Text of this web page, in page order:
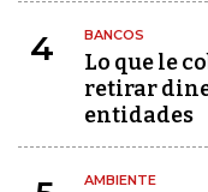
4 BANCOS
Lo que le
retirar
entidades
AMBIENTE